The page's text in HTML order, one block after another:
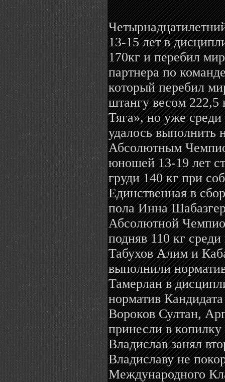
13-15 лет в
170кг и перебил
партнера по
который перебил
штангу весом 222,5
Тяга», но уже
удалось выполнить
Абсолютным
юношей 13-19 лет
груди 140 кг при
Единственная в
пола Инна
Абсолютной
подняв 110 кг
Табухов Алим и
выполнили
Тамерлан в
норматив
Вороков Султан,
принесли в
Владислав занял
Владиславу не
Международного